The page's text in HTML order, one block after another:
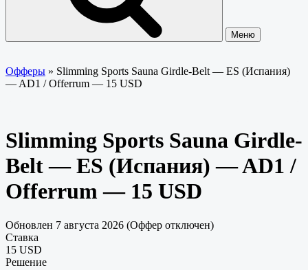
Меню
Офферы » Slimming Sports Sauna Girdle-Belt — ES (Испания)
— AD1 / Offerrum — 15 USD
Slimming Sports Sauna Girdle-
Belt — ES (Испания) — AD1 /
Offerrum — 15 USD
Обновлен 7 августа 2026 (Оффер отключен)
Ставка
15 USD
Решение